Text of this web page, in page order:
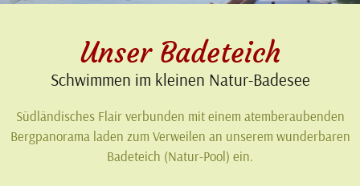
Unser Badeteich
Schwimmen im kleinen Natur-Badesee
Südländisches Flair verbunden mit einem atemberaubenden
Bergpanorama laden zum Verweilen an unserem wunderbaren
Badeteich (Natur-Pool) ein.